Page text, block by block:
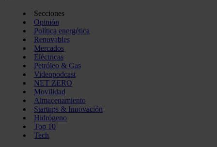
Secciones
Opinión
Política energética
Renovables
Mercados
Eléctricas
Petróleo & Gas
Videopodcast
NET ZERO
Movilidad
Almacenamiento
Startups & Innovación
Hidrógeno
Top 10
Tech